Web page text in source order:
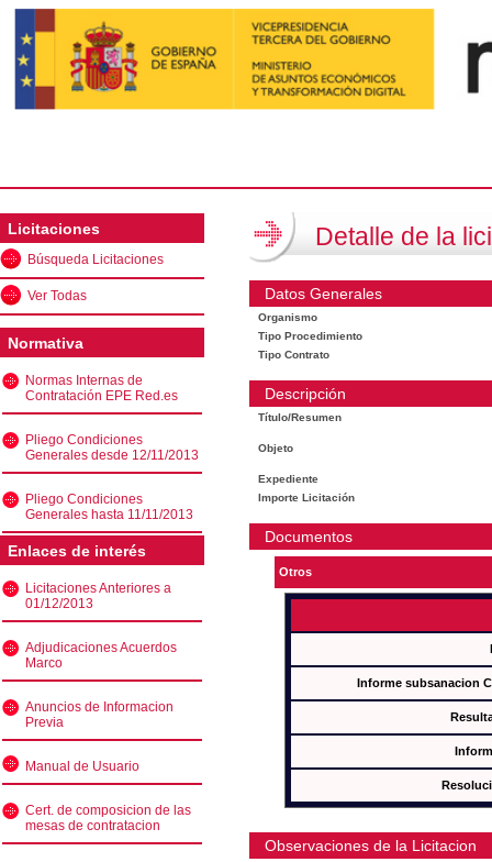
Licitaciones
Búsqueda Licitaciones
Ver Todas
Normativa
Normas Internas de
Contratación EPE Red.es
Pliego Condiciones
Generales desde 12/11/2013
Pliego Condiciones
Generales hasta 11/11/2013
Enlaces de interés
Licitaciones Anteriores a
01/12/2013
Adjudicaciones Acuerdos
Marco
Anuncios de Informacion
Previa
Manual de Usuario
Cert. de composicion de las
mesas de contratacion
Detalle de la
Datos Generales
Organismo
Tipo Procedimiento
Tipo Contrato
Descripción
Título/Resumen
Objeto
Expediente
Importe Licitación
Documentos
Otros
Informe subsanacion
Observaciones de la Licitacion